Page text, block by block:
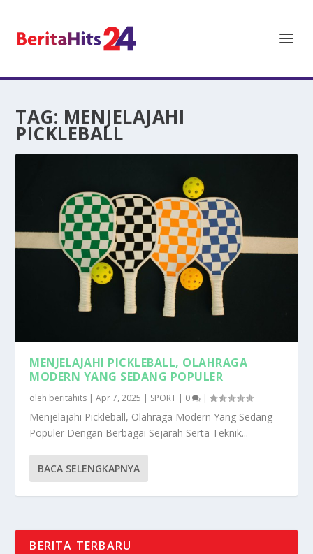
TAG: MENJELAJAHI
PICKLEBALL
MENJELAJAHI PICKLEBALL, OLAHRAGA
MODERN YANG SEDANG POPULER
oleh beritahits |Apr 7, 2025 | SPORT | 0 |
Menjelajahi Pickleball, Olahraga Modern Yang Sedang
Populer Dengan Berbagai Sejarah Serta Teknik...
BACA SELENGKAPNYA
BERITA TERBARU